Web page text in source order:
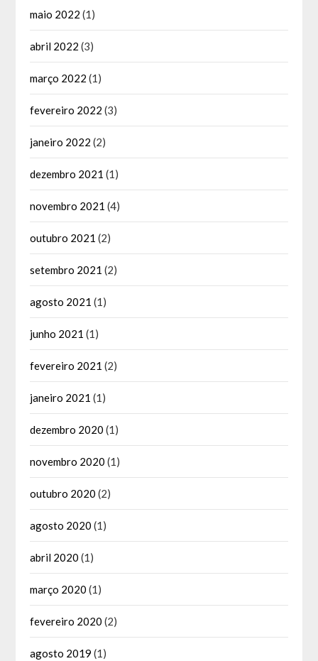
maio 2022 (1)
abril 2022 (3)
março 2022 (1)
fevereiro 2022 (3)
janeiro 2022 (2)
dezembro 2021 (1)
novembro 2021 (4)
outubro 2021 (2)
setembro 2021 (2)
agosto 2021 (1)
junho 2021 (1)
fevereiro 2021 (2)
janeiro 2021 (1)
dezembro 2020 (1)
novembro 2020 (1)
outubro 2020 (2)
agosto 2020 (1)
abril 2020 (1)
março 2020 (1)
fevereiro 2020 (2)
agosto 2019 (1)